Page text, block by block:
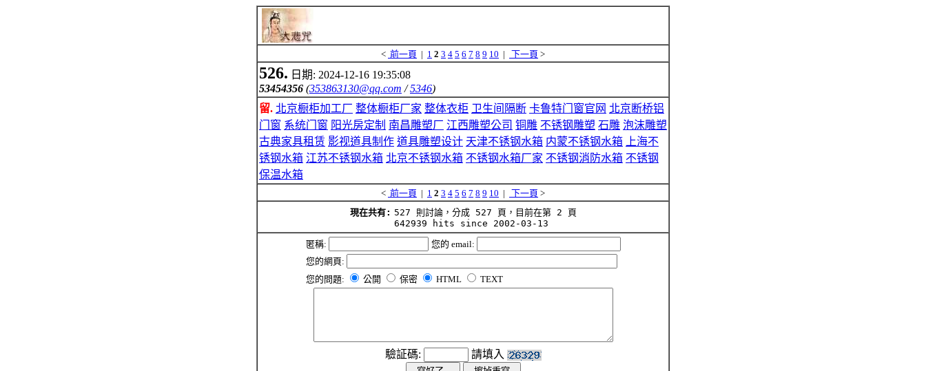
< 前一頁 | 1 2 3 4 5 6 7 8 9 10 | 下一頁 >
526. 日期: 2024-12-16 19:35:08
53454356 (353863130@qq.com /5346)
留. 北京橱柜加工厂 整体橱柜厂家 整体衣柜 卫生间隔断 卡鲁特门窗官网 北京断桥铝
门窗 系统门窗 阳光房定制 南昌雕塑厂 江西雕塑公司 铜雕 不锈钢雕塑 石雕 泡沫雕塑
古典家具租赁 影视道具制作 道具雕塑设计 天津不锈钢水箱 内蒙不锈钢水箱
上海不
锈钢水箱 江苏不锈钢水箱 北京不锈钢水箱 不锈钢水箱厂家 不锈钢消防水箱 不锈钢
保温水箱
< 前一頁 | 1 2 3 4 5 6 7 8 9 10 | 下一頁 >
現在共有: 527 則討論，分成 527 頁，目前在第 2 頁
642939 hits since 2002-03-13
匿稱:
您的 email:
您的網頁:
您的問題:
公開 保密 HTML TEXT
驗証碼: 請填入